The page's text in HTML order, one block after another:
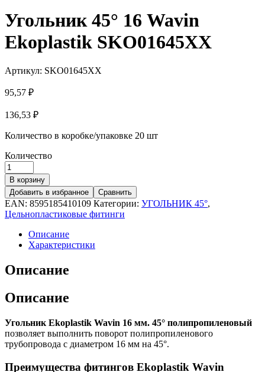
65,00 ₽.
Угольник 45° 16 Wavin
Ekoplastik SKO01645XX
Артикул: SKO01645XX
95,57 ₽
136,53 ₽
Количество в коробке/упаковке 20 шт
Количество
В корзину
Добавить в избранное
Сравнить
EAN: 8595185410109 Категории: УГОЛЬНИК 45°,
Цельнопластиковые фитинги
Описание
Характеристики
Описание
Описание
Угольник Ekoplastik Wavin 16 мм. 45° полипропиленовый
позволяет выполнить поворот полипропиленового
трубопровода с диаметром 16 мм на 45°.
Преимущества фитингов Ekoplastik Wavin